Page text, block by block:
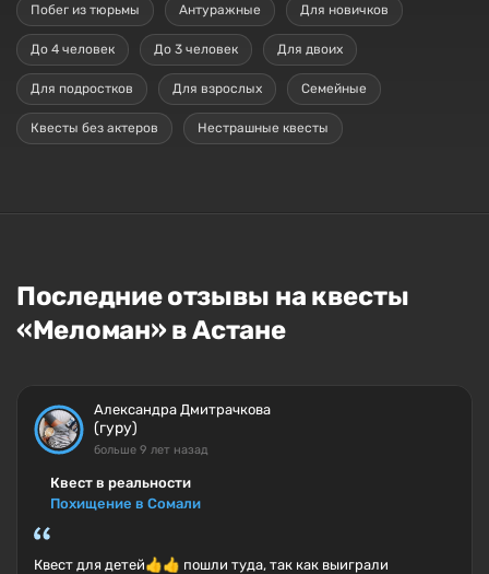
Побег из тюрьмы Антуражные Для новичков
До 4 человек До 3 человек Для двоих
Для подростков Для взрослых Семейные
Квесты без актеров Нестрашные квесты
Последние отзывы на квесты
«Меломан» в Астане
Александра Дмитрачкова
(гуру)
больше 9 лет назад
Квест в реальности
Похищение в Сомали
Квест для детей👍👍 пошли туда, так как выиграли